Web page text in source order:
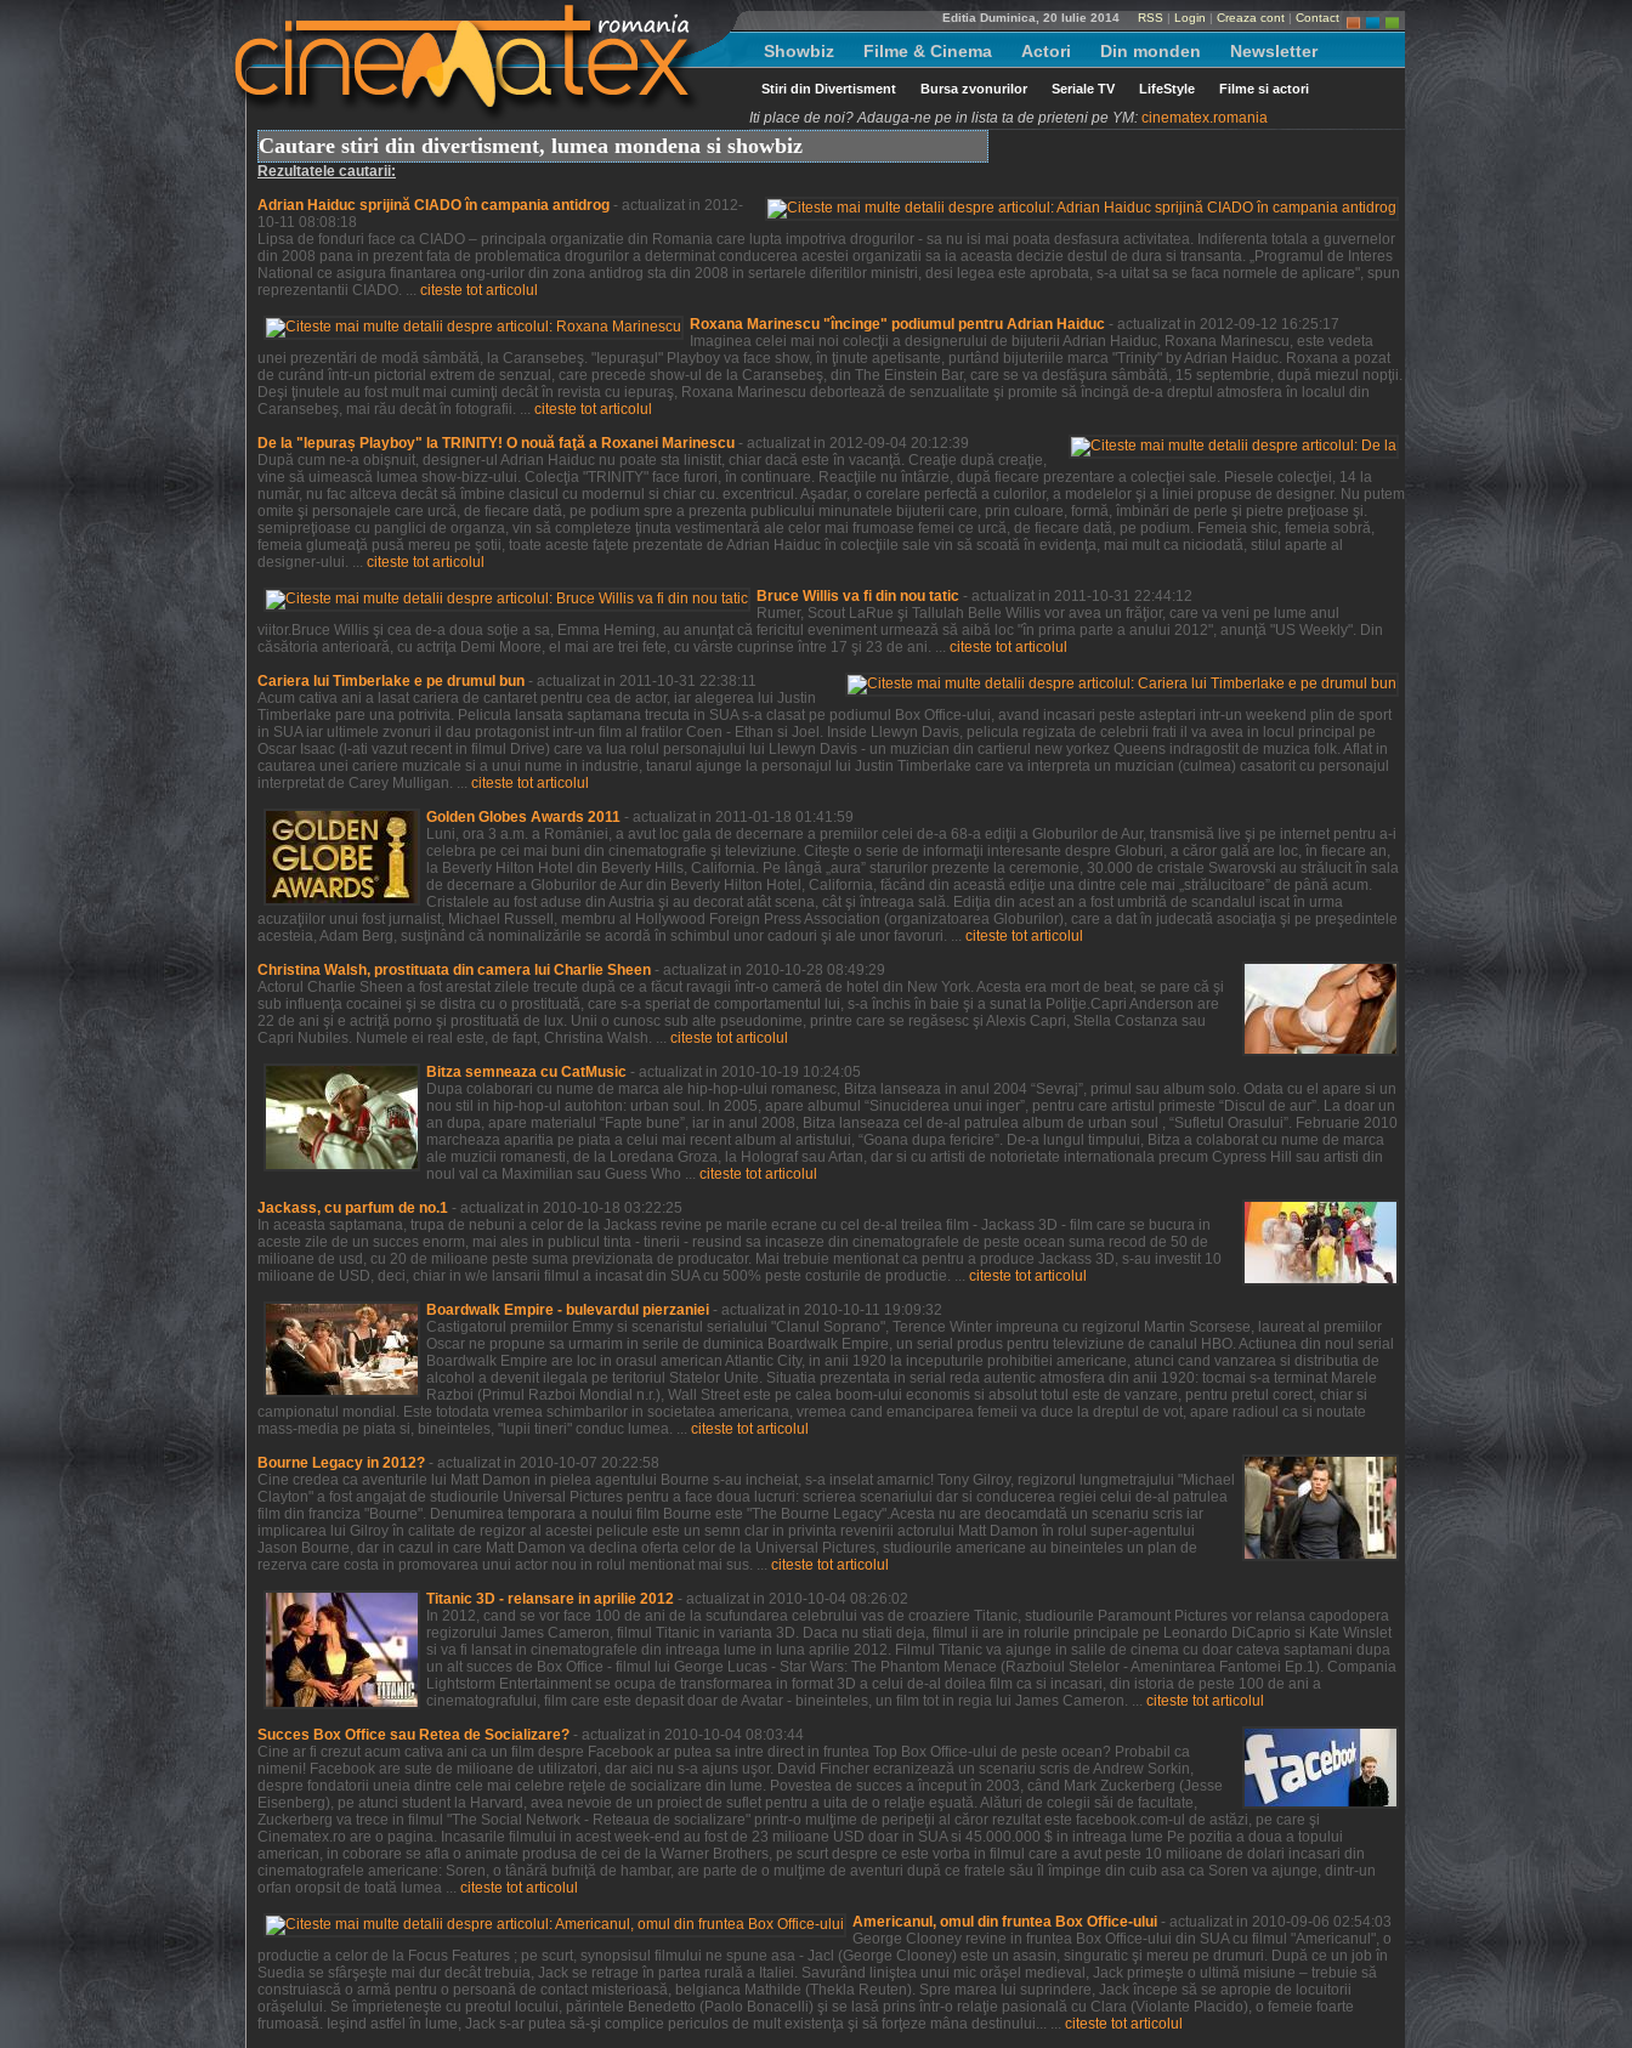
Editia Duminica, 20 Iulie 2014 RSS | Login | Creaza cont | Contact
Showbiz Filme & Cinema Actori Din monden Newsletter
Stiri din Divertisment Bursa zvonurilor Seriale TV LifeStyle Filme si actori
Iti place de noi? Adauga-ne pe in lista ta de prieteni pe YM: cinematex.romania
Cautare stiri din divertisment, lumea mondena si showbiz
Rezultatele cautarii:
Adrian Haiduc sprijină CIADO în campania antidrog - actualizat in 2012-
10-11 08:08:18
Lipsa de fonduri face ca CIADO – principala organizatie din Romania care lupta impotriva drogurilor - sa nu isi mai poata desfasura activitatea. Indiferenta totala a guvernelor
din 2008 pana in prezent fata de problematica drogurilor a determinat conducerea acestei organizatii sa ia aceasta decizie destul de dura si transanta. „Programul de Interes
National ce asigura finantarea ong-urilor din zona antidrog sta din 2008 in sertarele diferitilor ministri, desi legea este aprobata, s-a uitat sa se faca normele de aplicare", spun
reprezentantii CIADO. ... citeste tot articolul
Roxana Marinescu "încinge" podiumul pentru Adrian Haiduc - actualizat in 2012-09-12 16:25:17
Imaginea celei mai noi colecţii a designerului de bijuterii Adrian Haiduc, Roxana Marinescu, este vedeta
unei prezentări de modă sâmbătă, la Caransebeş. "Iepuraşul" Playboy va face show, în ţinute apetisante, purtând bijuteriile marca "Trinity" by Adrian Haiduc. Roxana a pozat
de curând într-un pictorial extrem de senzual, care precede show-ul de la Caransebeş, din The Einstein Bar, care se va desfăşura sâmbătă, 15 septembrie, după miezul nopţii.
Deşi ţinutele au fost mult mai cuminţi decât în revista cu iepuraş, Roxana Marinescu debortează de senzualitate şi promite să încingă de-a dreptul atmosfera în localul din
Caransebeş, mai rău decât în fotografii. ... citeste tot articolul
De la "Iepuraș Playboy" la TRINITY! O nouă faţă a Roxanei Marinescu - actualizat in 2012-09-04 20:12:39
După cum ne-a obişnuit, designer-ul Adrian Haiduc nu poate sta linistit, chiar dacă este în vacanţă. Creaţie după creaţie,
vine să uimească lumea show-bizz-ului. Colecţia "TRINITY" face furori, în continuare. Reacţiile nu întârzie, după fiecare prezentare a colecţiei sale. Piesele colecţiei, 14 la
număr, nu fac altceva decât să îmbine clasicul cu modernul si chiar cu. excentricul. Aşadar, o corelare perfectă a culorilor, a modelelor şi a liniei propuse de designer. Nu putem
omite şi personajele care urcă, de fiecare dată, pe podium spre a prezenta publicului minunatele bijuterii care, prin culoare, formă, îmbinări de perle şi pietre preţioase şi.
semipreţioase cu panglici de organza, vin să completeze ţinuta vestimentară ale celor mai frumoase femei ce urcă, de fiecare dată, pe podium. Femeia shic, femeia sobră,
femeia glumeaţă pusă mereu pe şotii, toate aceste faţete prezentate de Adrian Haiduc în colecţiile sale vin să scoată în evidenţa, mai mult ca niciodată, stilul aparte al
designer-ului. ... citeste tot articolul
Bruce Willis va fi din nou tatic - actualizat in 2011-10-31 22:44:12
Rumer, Scout LaRue şi Tallulah Belle Willis vor avea un frăţior, care va veni pe lume anul
viitor.Bruce Willis şi cea de-a doua soţie a sa, Emma Heming, au anunţat că fericitul eveniment urmează să aibă loc "în prima parte a anului 2012", anunţă "US Weekly". Din
căsătoria anterioară, cu actriţa Demi Moore, el mai are trei fete, cu vârste cuprinse între 17 şi 23 de ani. ... citeste tot articolul
Cariera lui Timberlake e pe drumul bun - actualizat in 2011-10-31 22:38:11
Acum cativa ani a lasat cariera de cantaret pentru cea de actor, iar alegerea lui Justin
Timberlake pare una potrivita. Pelicula lansata saptamana trecuta in SUA s-a clasat pe podiumul Box Office-ului, avand incasari peste asteptari intr-un weekend plin de sport
in SUA iar ultimele zvonuri il dau protagonist intr-un film al fratilor Coen - Ethan si Joel. Inside Llewyn Davis, pelicula regizata de celebrii frati il va avea in locul principal pe
Oscar Isaac (l-ati vazut recent in filmul Drive) care va lua rolul personajului lui Llewyn Davis - un muzician din cartierul new yorkez Queens indragostit de muzica folk. Aflat in
cautarea unei cariere muzicale si a unui nume in industrie, tanarul ajunge la personajul lui Justin Timberlake care va interpreta un muzician (culmea) casatorit cu personajul
interpretat de Carey Mulligan. ... citeste tot articolul
Golden Globes Awards 2011 - actualizat in 2011-01-18 01:41:59
Luni, ora 3 a.m. a României, a avut loc gala de decernare a premiilor celei de-a 68-a ediţii a Globurilor de Aur, transmisă live şi pe internet pentru a-i
celebra pe cei mai buni din cinematografie şi televiziune. Citeşte o serie de informaţii interesante despre Globuri, a căror gală are loc, în fiecare an,
la Beverly Hilton Hotel din Beverly Hills, California. Pe lângă „aura” starurilor prezente la ceremonie, 30.000 de cristale Swarovski au strălucit în sala
de decernare a Globurilor de Aur din Beverly Hilton Hotel, California, făcând din această ediţie una dintre cele mai „strălucitoare” de până acum.
Cristalele au fost aduse din Austria şi au decorat atât scena, cât şi întreaga sală. Ediţia din acest an a fost umbrită de scandalul iscat în urma
acuzaţiilor unui fost jurnalist, Michael Russell, membru al Hollywood Foreign Press Association (organizatoarea Globurilor), care a dat în judecată asociaţia şi pe preşedintele
acesteia, Adam Berg, susţinând că nominalizările se acordă în schimbul unor cadouri şi ale unor favoruri. ... citeste tot articolul
Christina Walsh, prostituata din camera lui Charlie Sheen - actualizat in 2010-10-28 08:49:29
Actorul Charlie Sheen a fost arestat zilele trecute după ce a făcut ravagii într-o cameră de hotel din New York. Acesta era mort de beat, se pare că şi
sub influenţa cocainei şi se distra cu o prostituată, care s-a speriat de comportamentul lui, s-a închis în baie şi a sunat la Poliţie.Capri Anderson are
22 de ani şi e actriţă porno şi prostituată de lux. Unii o cunosc sub alte pseudonime, printre care se regăsesc şi Alexis Capri, Stella Costanza sau
Capri Nubiles. Numele ei real este, de fapt, Christina Walsh. ... citeste tot articolul
Bitza semneaza cu CatMusic - actualizat in 2010-10-19 10:24:05
Dupa colaborari cu nume de marca ale hip-hop-ului romanesc, Bitza lanseaza in anul 2004 “Sevraj”, primul sau album solo. Odata cu el apare si un
nou stil in hip-hop-ul autohton: urban soul. In 2005, apare albumul “Sinuciderea unui inger”, pentru care artistul primeste “Discul de aur”. La doar un
an dupa, apare materialul “Fapte bune”, iar in anul 2008, Bitza lanseaza cel de-al patrulea album de urban soul , “Sufletul Orasului”. Februarie 2010
marcheaza aparitia pe piata a celui mai recent album al artistului, “Goana dupa fericire”. De-a lungul timpului, Bitza a colaborat cu nume de marca
ale muzicii romanesti, de la Loredana Groza, la Holograf sau Artan, dar si cu artisti de notorietate internationala precum Cypress Hill sau artisti din
noul val ca Maximilian sau Guess Who ... citeste tot articolul
Jackass, cu parfum de no.1 - actualizat in 2010-10-18 03:22:25
In aceasta saptamana, trupa de nebuni a celor de la Jackass revine pe marile ecrane cu cel de-al treilea film - Jackass 3D - film care se bucura in
aceste zile de un succes enorm, mai ales in publicul tinta - tinerii - reusind sa incaseze din cinematografele de peste ocean suma recod de 50 de
milioane de usd, cu 20 de milioane peste suma previzionata de producator. Mai trebuie mentionat ca pentru a produce Jackass 3D, s-au investit 10
milioane de USD, deci, chiar in w/e lansarii filmul a incasat din SUA cu 500% peste costurile de productie. ... citeste tot articolul
Boardwalk Empire - bulevardul pierzaniei - actualizat in 2010-10-11 19:09:32
Castigatorul premiilor Emmy si scenaristul serialului "Clanul Soprano", Terence Winter impreuna cu regizorul Martin Scorsese, laureat al premiilor
Oscar ne propune sa urmarim in serile de duminica Boardwalk Empire, un serial produs pentru televiziune de canalul HBO. Actiunea din noul serial
Boardwalk Empire are loc in orasul american Atlantic City, in anii 1920 la inceputurile prohibitiei americane, atunci cand vanzarea si distributia de
alcohol a devenit ilegala pe teritoriul Statelor Unite. Situatia prezentata in serial reda autentic atmosfera din anii 1920: tocmai s-a terminat Marele
Razboi (Primul Razboi Mondial n.r.), Wall Street este pe calea boom-ului economis si absolut totul este de vanzare, pentru pretul corect, chiar si
campionatul mondial. Este totodata vremea schimbarilor in societatea americana, vremea cand emanciparea femeii va duce la dreptul de vot, apare radioul ca si noutate
mass-media pe piata si, bineinteles, "lupii tineri" conduc lumea. ... citeste tot articolul
Bourne Legacy in 2012? - actualizat in 2010-10-07 20:22:58
Cine credea ca aventurile lui Matt Damon in pielea agentului Bourne s-au incheiat, s-a inselat amarnic! Tony Gilroy, regizorul lungmetrajului "Michael
Clayton" a fost angajat de studiourile Universal Pictures pentru a face doua lucruri: scrierea scenariului dar si conducerea regiei celui de-al patrulea
film din franciza "Bourne". Denumirea temporara a noului film Bourne este "The Bourne Legacy".Acesta nu are deocamdată un scenariu scris iar
implicarea lui Gilroy în calitate de regizor al acestei pelicule este un semn clar in privinta revenirii actorului Matt Damon în rolul super-agentului
Jason Bourne, dar in cazul in care Matt Damon va declina oferta celor de la Universal Pictures, studiourile americane au bineinteles un plan de
rezerva care costa in promovarea unui actor nou in rolul mentionat mai sus. ... citeste tot articolul
Titanic 3D - relansare in aprilie 2012 - actualizat in 2010-10-04 08:26:02
In 2012, cand se vor face 100 de ani de la scufundarea celebrului vas de croaziere Titanic, studiourile Paramount Pictures vor relansa capodopera
regizorului James Cameron, filmul Titanic in varianta 3D. Daca nu stiati deja, filmul ii are in rolurile principale pe Leonardo DiCaprio si Kate Winslet
si va fi lansat in cinematografele din intreaga lume in luna aprilie 2012. Filmul Titanic va ajunge in salile de cinema cu doar cateva saptamani dupa
un alt succes de Box Office - filmul lui George Lucas - Star Wars: The Phantom Menace (Razboiul Stelelor - Amenintarea Fantomei Ep.1). Compania
Lightstorm Entertainment se ocupa de transformarea in format 3D a celui de-al doilea film ca si incasari, din istoria de peste 100 de ani a
cinematografului, film care este depasit doar de Avatar - bineinteles, un film tot in regia lui James Cameron. ... citeste tot articolul
Succes Box Office sau Retea de Socializare? - actualizat in 2010-10-04 08:03:44
Cine ar fi crezut acum cativa ani ca un film despre Facebook ar putea sa intre direct in fruntea Top Box Office-ului de peste ocean? Probabil ca
nimeni! Facebook are sute de milioane de utilizatori, dar aici nu s-a ajuns uşor. David Fincher ecranizează un scenariu scris de Andrew Sorkin,
despre fondatorii uneia dintre cele mai celebre reţele de socializare din lume. Povestea de succes a început în 2003, când Mark Zuckerberg (Jesse
Eisenberg), pe atunci student la Harvard, avea nevoie de un proiect de suflet pentru a uita de o relaţie eşuată. Alături de colegii săi de facultate,
Zuckerberg va trece in filmul "The Social Network - Reteaua de socializare" printr-o mulţime de peripeţii al căror rezultat este facebook.com-ul de astăzi, pe care şi
Cinematex.ro are o pagina. Incasarile filmului in acest week-end au fost de 23 milioane USD doar in SUA si 45.000.000 $ in intreaga lume Pe pozitia a doua a topului
american, in coborare se afla o animate produsa de cei de la Warner Brothers, pe scurt despre ce este vorba in filmul care a avut peste 10 milioane de dolari incasari din
cinematografele americane: Soren, o tânără bufniţă de hambar, are parte de o mulţime de aventuri după ce fratele său îl împinge din cuib asa ca Soren va ajunge, dintr-un
orfan oropsit de toată lumea ... citeste tot articolul
Americanul, omul din fruntea Box Office-ului - actualizat in 2010-09-06 02:54:03
George Clooney revine in fruntea Box Office-ului din SUA cu filmul "Americanul", o
productie a celor de la Focus Features ; pe scurt, synopsisul filmului ne spune asa - Jacl (George Clooney) este un asasin, singuratic şi mereu pe drumuri. După ce un job în
Suedia se sfârşeşte mai dur decât trebuia, Jack se retrage în partea rurală a Italiei. Savurând liniştea unui mic orăşel medieval, Jack primeşte o ultimă misiune – trebuie să
construiască o armă pentru o persoană de contact misterioasă, belgianca Mathilde (Thekla Reuten). Spre marea lui suprindere, Jack începe să se apropie de locuitorii
orăşelului. Se împrieteneşte cu preotul locului, părintele Benedetto (Paolo Bonacelli) şi se lasă prins într-o relaţie pasională cu Clara (Violante Placido), o femeie foarte
frumoasă. Ieşind astfel în lume, Jack s-ar putea să-şi complice periculos de mult existenţa şi să forţeze mâna destinului... ... citeste tot articolul